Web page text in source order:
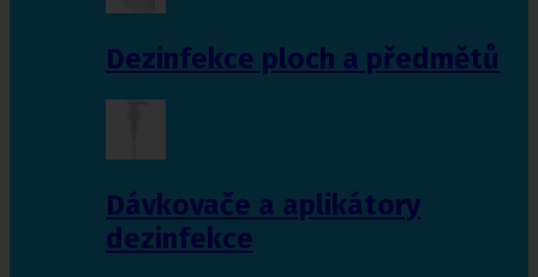
Dezinfekce ploch a předmětů
Dávkovače a aplikátory
dezinfekce